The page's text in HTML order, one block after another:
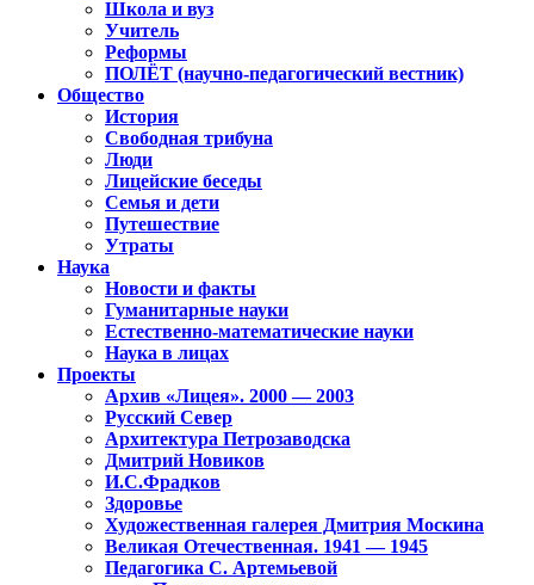
Школа и вуз
Учитель
Реформы
ПОЛЁТ (научно-педагогический вестник)
Общество
История
Свободная трибуна
Люди
Лицейские беседы
Семья и дети
Путешествие
Утраты
Наука
Новости и факты
Гуманитарные науки
Естественно-математические науки
Наука в лицах
Проекты
Архив «Лицея». 2000 — 2003
Русский Север
Архитектура Петрозаводска
Дмитрий Новиков
И.С.Фрадков
Здоровье
Художественная галерея Дмитрия Москина
Великая Отечественная. 1941 — 1945
Педагогика С. Артемьевой